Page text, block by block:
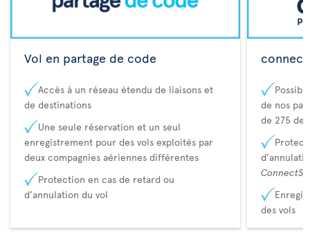
Vol en partage de code
Accès à un réseau étendu de liaisons et
de destinations
Une seule réservation et un seul
enregistrement pour des vols exploités par
deux compagnies aériennes différentes
Protection en cas de retard ou
d’annulation du vol
de nos
de 275
des vols